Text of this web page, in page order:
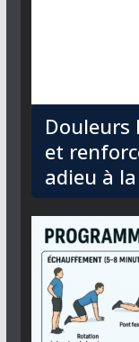
Douleurs
et
adieu à